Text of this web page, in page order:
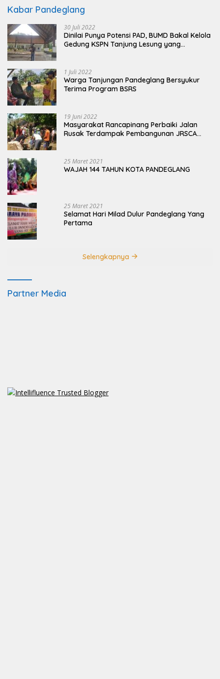
Kabar Pandeglang
30 Juli 2022
Dinilai Punya Potensi PAD, BUMD Bakal Kelola
Gedung KSPN Tanjung Lesung yang
1 Juli 2022
Warga Tanjungan Pandeglang Bersyukur
Terima Program BSRS
19 Juni 2022
Masyarakat Rancapinang Perbaiki Jalan
Rusak Terdampak Pembangunan JRSCA
25 Maret 2021
WAJAH 144 TAHUN KOTA PANDEGLANG
25 Maret 2021
Selamat Hari Milad Dulur Pandeglang Yang
Pertama
Selengkapnya
Partner Media